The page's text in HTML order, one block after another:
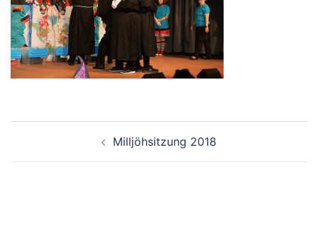
Milljöhsitzung 2018